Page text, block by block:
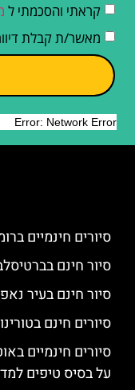
קראתי והסכמתי ל
מאשר/ת קבלת
סיורים חינמיים
סיור חינם
סיור חינם בעיר
סיורים חינם בטורינו
על בסיס טיפים